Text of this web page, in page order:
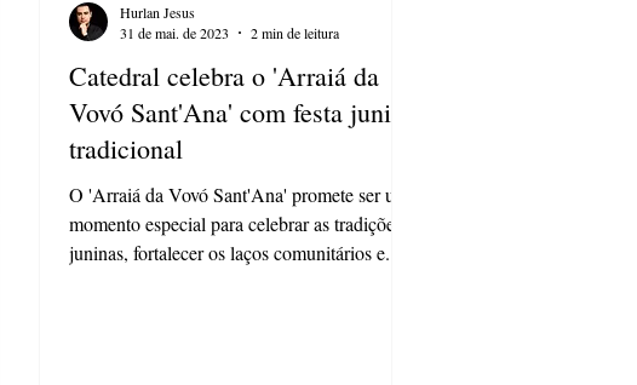
Catedral celebra o 'Arraiá da
Vovó Sant'Ana' com festa junina
tradicional
O 'Arraiá da Vovó Sant'Ana' promete ser um
momento especial para celebrar as tradições
juninas, fortalecer os laços comunitários e...
Hurlan Jesus
31 de mai. de 2023
2 min de leitura